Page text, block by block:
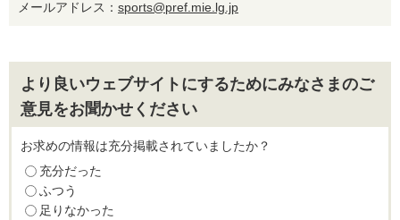
メールアドレス： sports@pref.mie.lg.jp
より良いウェブサイトにするためにみなさまのご
意見をお聞かせください
お求めの情報は充分掲載されていましたか？
充分だった
ふつう
足りなかった